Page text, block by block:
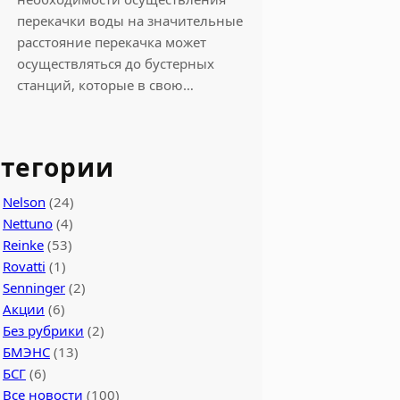
перекачки воды на значительные
расстояние перекачка может
осуществляться до бустерных
станций, которые в свою…
Nelson (24)
Nettuno (4)
Reinke (53)
Rovatti (1)
Senninger (2)
Акции (6)
Без рубрики (2)
БМЭНС (13)
БСГ (6)
Все новости (100)